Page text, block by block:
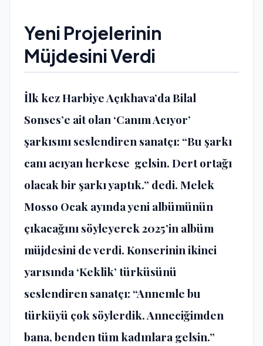
Yeni Projelerinin
Müjdesini Verdi
İlk kez Harbiye Açıkhava’da Bilal
Sonses’e ait olan ‘Canım Acıyor’
şarkısını seslendiren sanatçı: “Bu şarkı
canı acıyan herkese gelsin. Dert ortağı
olacak bir şarkı yaptık.” dedi. Melek
Mosso Ocak ayında yeni albümünün
çıkacağını söyleyerek 2025’in albüm
müjdesini de verdi. Konserinin ikinci
yarısında ‘Keklik’ türküsünü
seslendiren sanatçı: “Annemle bu
türküyü çok söylerdik. Anneciğimden
bana, benden tüm kadınlara gelsin.”